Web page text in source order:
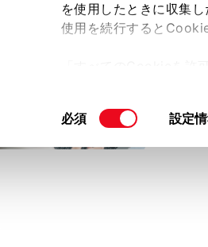
を使用したときに収集
使用を続行すると
て」をご覧ください。
同
必須 設定
トヨタ認定中古車の魅力 3つの買い方